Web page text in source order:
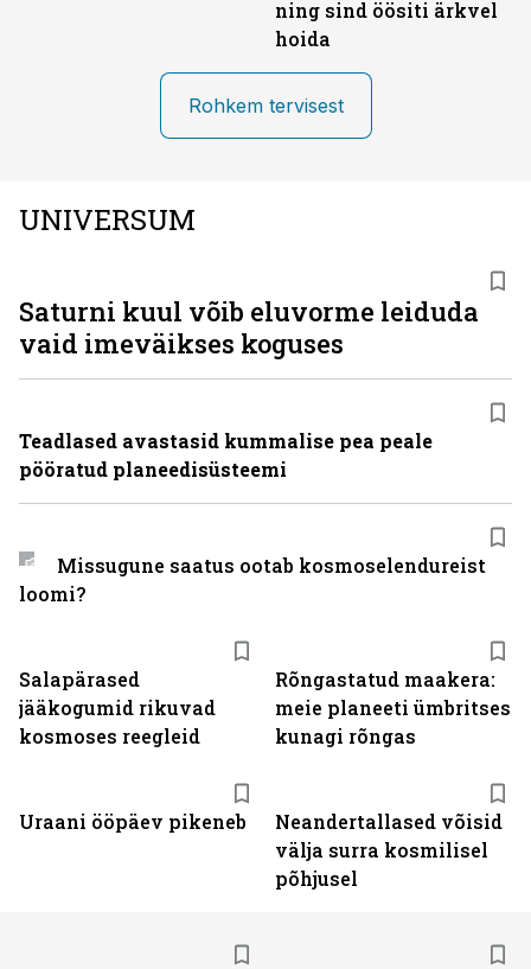
ning sind öösiti ärkvel
hoida
Rohkem tervisest
UNIVERSUM
Salapärased
jääkogumid rikuvad
kosmoses reegleid
Rõngastatud maakera:
meie planeeti ümbritses
kunagi rõngas
Uraani ööpäev pikeneb
Neandertallased võisid
välja surra kosmilisel
põhjusel
Saturni kuul võib eluvorme leiduda
vaid imeväikses koguses
Teadlased avastasid kummalise pea peale
pööratud planeedisüsteemi
Missugune saatus ootab kosmoselendureist
loomi?